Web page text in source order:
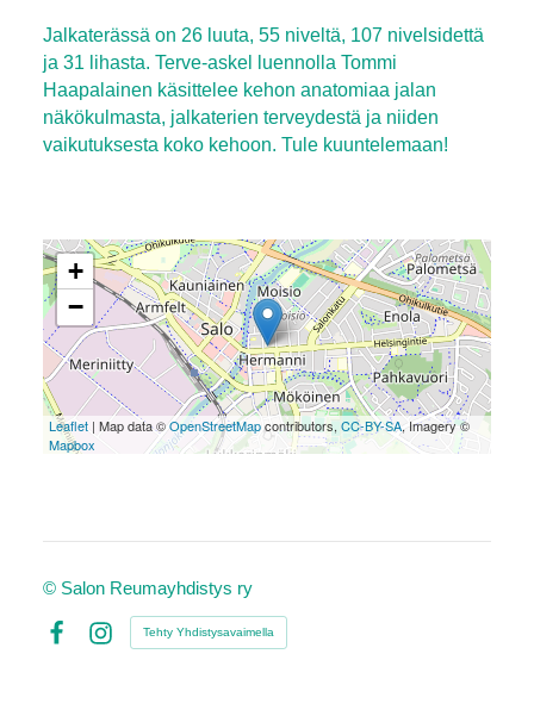
Jalkaterässä on 26 luuta, 55 niveltä, 107 nivelsidettä
ja 31 lihasta. Terve-askel luennolla Tommi
Haapalainen käsittelee kehon anatomiaa jalan
näkökulmasta, jalkaterien terveydestä ja niiden
vaikutuksesta koko kehoon. Tule kuuntelemaan!
+
−
Leaflet| Map data ©OpenStreetMapcontributors,CC-BY-SA, Imagery ©
Mapbox
© Salon Reumayhdistys ry
Instagram
Tehty Yhdistysavaimella